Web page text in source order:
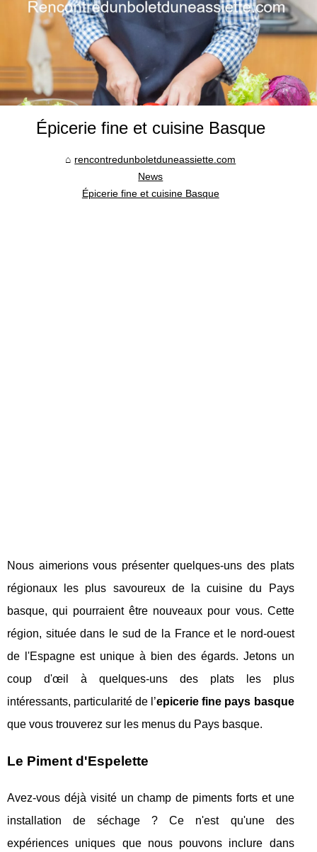
Épicerie fine et cuisine Basque
rencontredunboletduneassiette.com
News
Épicerie fine et cuisine Basque
Nous aimerions vous présenter quelques-uns des plats
régionaux les plus savoureux de la cuisine du Pays
basque, qui pourraient être nouveaux pour vous. Cette
région, située dans le sud de la France et le nord-ouest
de l'Espagne est unique à bien des égards. Jetons un
coup d'œil à quelques-uns des plats les plus
intéressants, particularité de l’epicerie fine pays basque
que vous trouverez sur les menus du Pays basque.
Le Piment d'Espelette
Avez-vous déjà visité un champ de piments forts et une
installation de séchage ? Ce n'est qu'une des
expériences uniques que nous pouvons inclure dans